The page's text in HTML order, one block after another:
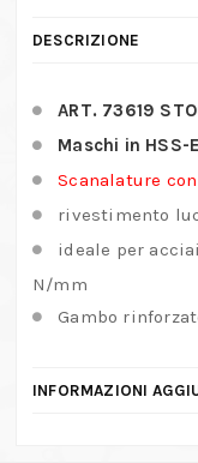
per
duri
quantità
DESCRIZIONE
ART. 73619
Maschi in HSS-
Scanalature
rivestimento
ideale per
N/mm
Gambo
INFORMAZIONI